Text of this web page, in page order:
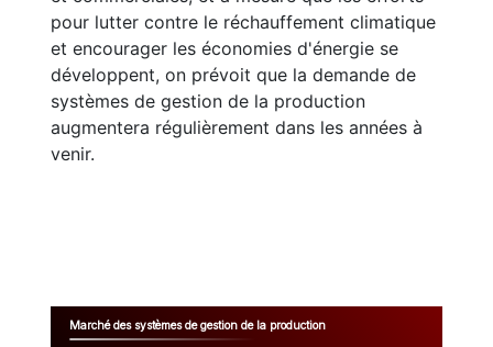
pour lutter contre le réchauffement climatique
et encourager les économies d'énergie se
développent, on prévoit que la demande de
systèmes de gestion de la production
augmentera régulièrement dans les années à
venir.
Marché des systèmes de gestion de la production